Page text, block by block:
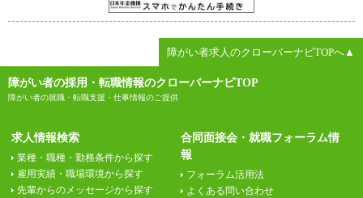
障がい者求人のクローバーナビTOPへ▲
障がい者の採用・転職情報のクローバーナビTOP
障がい者の就職・転職支援・仕事情報のご提供
求人情報検索
業種・職種・勤務条件から探す
雇用実績・職場環境から探す
先輩からのメッセージから探す
合同面接会・就職フォーラム情
報
フォーラム活用法
よくある問い合わせ